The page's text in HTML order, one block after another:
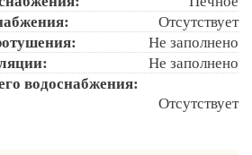
Отсутствует
Не заполнено
Не заполнено
водоснабжения:
Отсутствует